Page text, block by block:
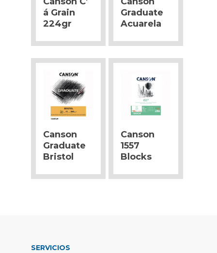
á Grain
224gr
Graduate
Acuarela
Canson
Graduate
Bristol
Canson
1557
Blocks
SERVICIOS